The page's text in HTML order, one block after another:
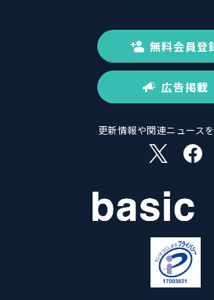
無料会員登
広告掲載
更新情報や関連ニュース